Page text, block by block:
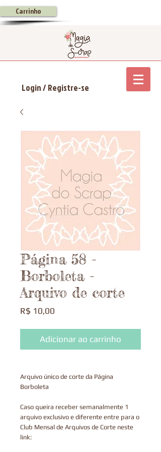
Carrinho
Login / Registre-se
Página 58 -
Borboleta -
Arquivo de corte
R$ 10,00
Adicionar ao carrinho
Arquivo único de corte da Página
Borboleta
Caso queira receber semanalmente 1
arquivo exclusivo e diferente entre para o
Club Mensal de Arquivos de Corte neste
link: